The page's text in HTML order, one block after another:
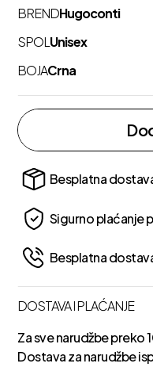
BRENDHugoconti
SPOL Unisex
BOJACrna
Besplatna
Sigurno plaćanje
Besplatna
DOSTAVA I PLAĆANJE
Za sve narudžbe preko
Dostava za narudžbe